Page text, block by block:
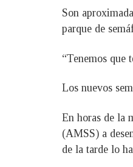
Son
parque de
“Tenemos que
Los nuevos
En horas de la
(AMSS) a
de la tarde lo